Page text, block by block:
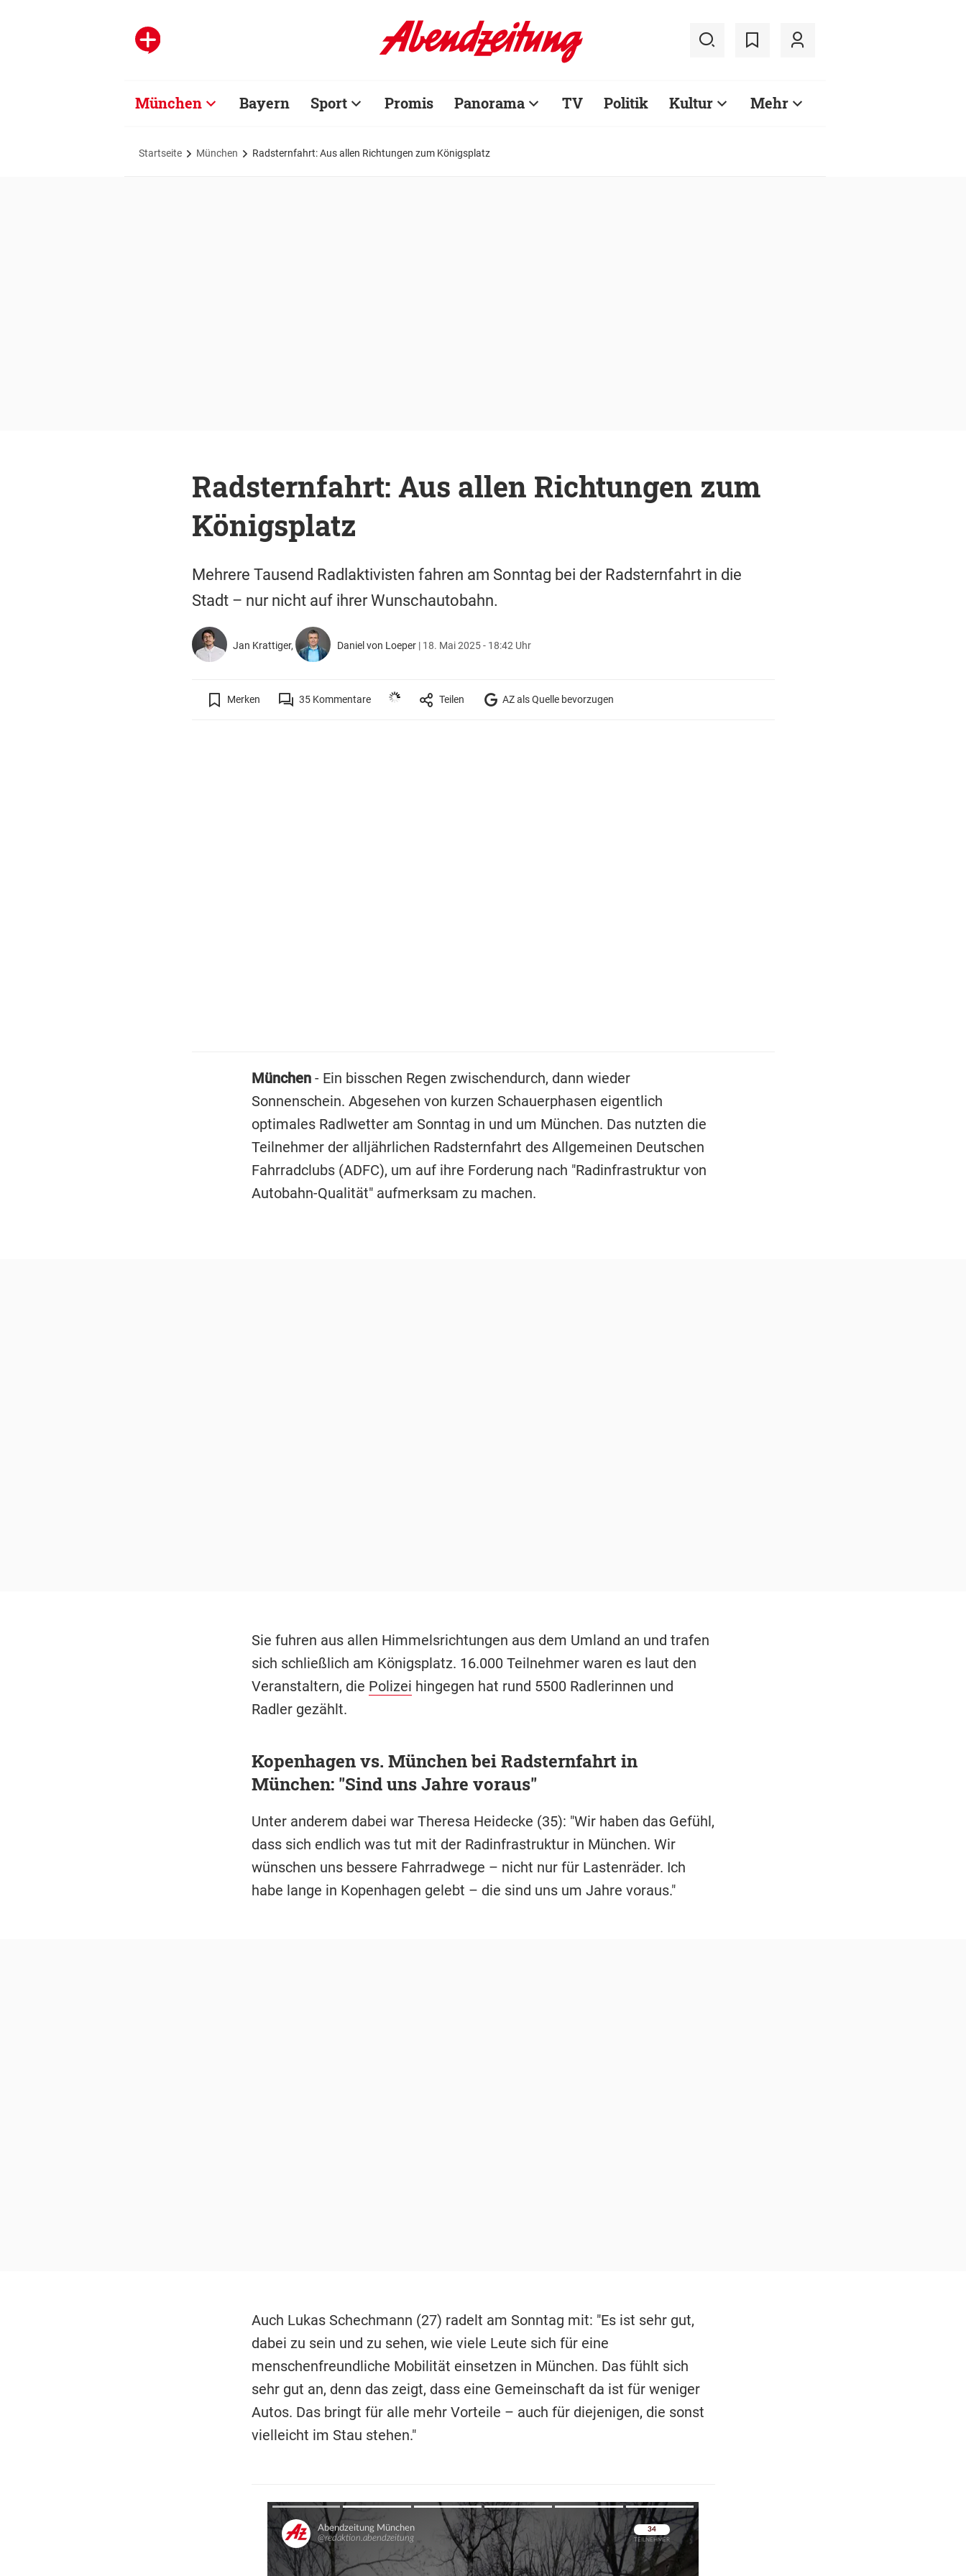
München Bayern Sport Promis Panorama TV Politik Kultur Mehr
Startseite München Radsternfahrt: Aus allen Richtungen zum Königsplatz
Radsternfahrt: Aus allen Richtungen zum
Königsplatz
Mehrere Tausend Radlaktivisten fahren am Sonntag bei der Radsternfahrt in die
Stadt – nur nicht auf ihrer Wunschautobahn.
Jan Krattiger, Daniel von Loeper | 18. Mai 2025 - 18:42 Uhr
Merken 35Kommentare Teilen AZ als Quelle bevorzugen
München- Ein bisschen Regen zwischendurch, dann wieder
Sonnenschein. Abgesehen von kurzen Schauerphasen eigentlich
optimales Radlwetter am Sonntag in und um München. Das nutzten die
Teilnehmer der alljährlichen Radsternfahrt des Allgemeinen Deutschen
Fahrradclubs (ADFC), um auf ihre Forderung nach "Radinfrastruktur von
Autobahn-Qualität" aufmerksam zu machen.
Sie fuhren aus allen Himmelsrichtungen aus dem Umland an und trafen
sich schließlich am Königsplatz. 16.000 Teilnehmer waren es laut den
Veranstaltern, die Polizei hingegen hat rund 5500 Radlerinnen und
Radler gezählt.
Kopenhagen vs. München bei Radsternfahrt in
München: "Sind uns Jahre voraus"
Unter anderem dabei war Theresa Heidecke (35): "Wir haben das Gefühl,
dass sich endlich was tut mit der Radinfrastruktur in München. Wir
wünschen uns bessere Fahrradwege – nicht nur für Lastenräder. Ich
habe lange in Kopenhagen gelebt – die sind uns um Jahre voraus."
Auch Lukas Schechmann (27) radelt am Sonntag mit: "Es ist sehr gut,
dabei zu sein und zu sehen, wie viele Leute sich für eine
menschenfreundliche Mobilität einsetzen in München. Das fühlt sich
sehr gut an, denn das zeigt, dass eine Gemeinschaft da ist für weniger
Autos. Das bringt für alle mehr Vorteile – auch für diejenigen, die sonst
vielleicht im Stau stehen."
Überspringen